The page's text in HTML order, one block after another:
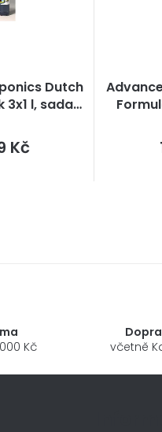
Dutch
3x1 l, sada
Kčcena:
Kč
včetně